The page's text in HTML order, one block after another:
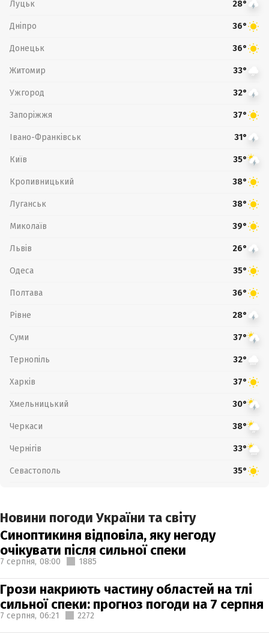
Луцьк 28°
Дніпро 36°
Донецьк 36°
Житомир 33°
Ужгород 32°
Запоріжжя 37°
Івано-Франківськ 31°
Київ 35°
Кропивницький 38°
Луганськ 38°
Миколаїв 39°
Львів 26°
Одеса 35°
Полтава 36°
Рівне 28°
Суми 37°
Тернопіль 32°
Харків 37°
Хмельницький 30°
Черкаси 38°
Чернігів 33°
Севастополь 35°
Новини погоди України та світу
Синоптикиня відповіла, яку негоду
очікувати після сильної спеки
7 серпня, 08:00 1885
Грози накриють частину областей на тлі
сильної спеки: прогноз погоди на 7 серпня
7 серпня, 06:21 2272